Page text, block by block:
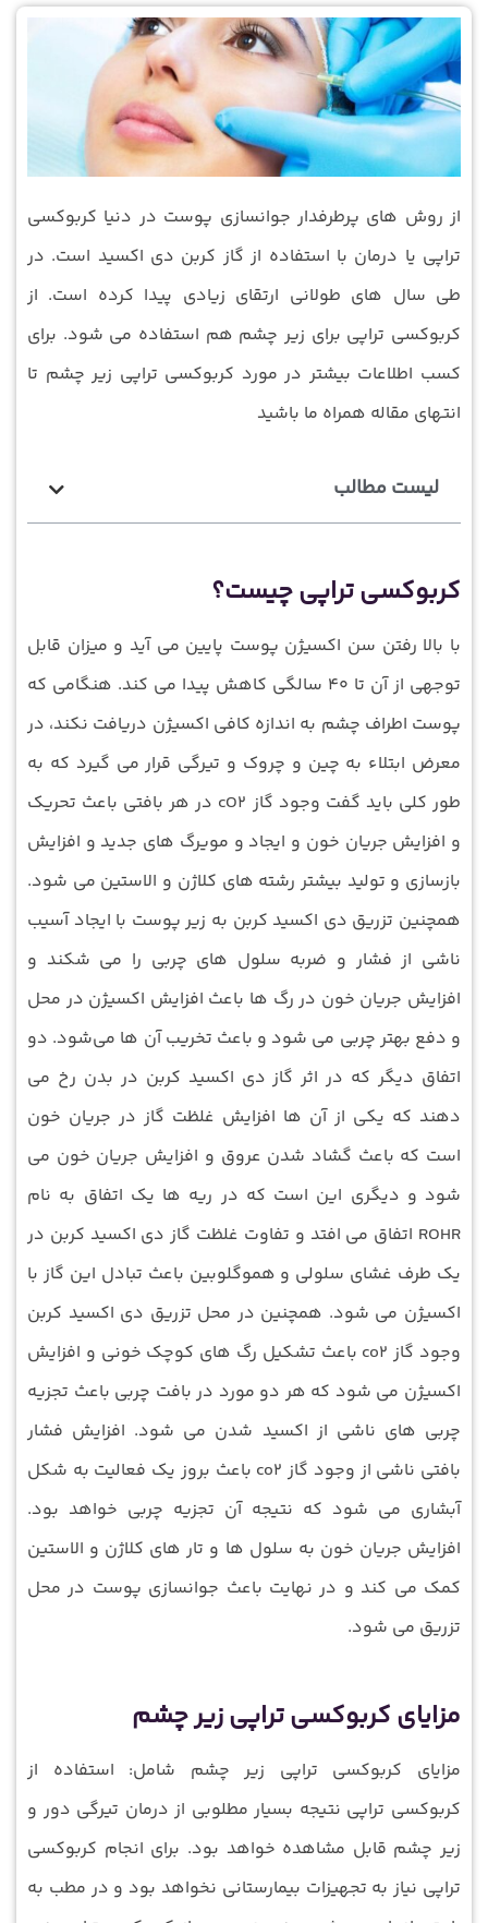
از روش های پرطرفدار جوانسازی پوست در دنیا کربوکسی
تراپی یا درمان با استفاده از گاز کربن دی اکسید است. در
طی سال های طولانی ارتقای زیادی پیدا کرده است. از
کربوکسی تراپی برای زیر چشم هم استفاده می شود. برای
کسب اطلاعات بیشتر در مورد کربوکسی تراپی زیر چشم تا
انتهای مقاله همراه ما باشید
لیست مطالب
کربوکسی تراپی چیست؟
با بالا رفتن سن اکسیژن پوست پایین می آید و میزان قابل
توجهی از آن تا ۴۰ سالگی کاهش پیدا می‌ کند. هنگامی که
پوست اطراف چشم به اندازه کافی اکسیژن دریافت نکند، در
معرض ابتلاء به چین و چروک و تیرگی قرار می گیرد که به
طور کلی باید گفت وجود گاز cO2 در هر بافتی باعث تحریک
و افزایش جریان خون و ایجاد و مویرگ های جدید و افزایش
بازسازی و تولید بیشتر رشته های کلاژن و الاستین می شود.
همچنین تزریق دی اکسید کربن به زیر پوست با ایجاد آسیب
ناشی از فشار و ضربه سلول‌ های چربی را می‌ شکند و
افزایش جریان خون در رگ ها باعث افزایش اکسیژن در محل
و دفع بهتر چربی می شود و باعث تخریب آن ها می‌شود. دو
اتفاق دیگر که در اثر گاز دی اکسید کربن در بدن رخ می
‌دهند که یکی از آن ها افزایش غلظت گاز در جریان خون
است که باعث گشاد شدن عروق و افزایش جریان خون می
شود و دیگری این است که در ریه ها یک اتفاق به نام
ROHR اتفاق می افتد و تفاوت غلظت گاز دی اکسید کربن در
یک طرف غشای سلولی و هموگلوبین باعث تبادل این گاز با
اکسیژن‌ می شود. همچنین در محل تزریق دی اکسید کربن
وجود گاز co2 باعث تشکیل رگ های کوچک خونی و افزایش
اکسیژن می شود که هر دو مورد در بافت چربی باعث تجزیه
چربی های ناشی از اکسید شدن می شود. افزایش فشار
بافتی ناشی از وجود گاز co2 باعث بروز یک فعالیت به شکل
آبشاری می شود که نتیجه آن تجزیه چربی خواهد بود.
افزایش جریان خون به سلول ها و تار های کلاژن و الاستین
کمک می کند و در نهایت باعث جوانسازی پوست در محل
تزریق می شود.
مزایای کربوکسی تراپی زیر چشم
مزایای کربوکسی تراپی زیر چشم شامل: استفاده از
کربوکسی تراپی نتیجه بسیار مطلوبی از درمان تیرگی دور و
زیر چشم قابل مشاهده خواهد بود. برای انجام کربوکسی
تراپی نیاز به تجهیزات بیمارستانی نخواهد بود و در مطب به